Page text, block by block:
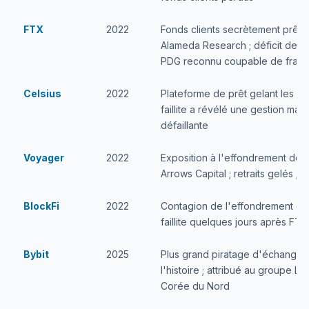
FTX 2022
Fonds clients secrètement
Alameda Research ; déficit de
PDG reconnu coupable de
Celsius 2022
Plateforme de prêt gelant les
faillite a révélé une gestion
défaillante
Voyager 2022
Exposition à l'effondrement de
Arrows Capital ; retraits gelés ;
BlockFi 2022
Contagion de l'effondrement de
faillite quelques jours après FTX
Bybit 2025
Plus grand piratage d'échange
l'histoire ; attribué au groupe
Corée du Nord